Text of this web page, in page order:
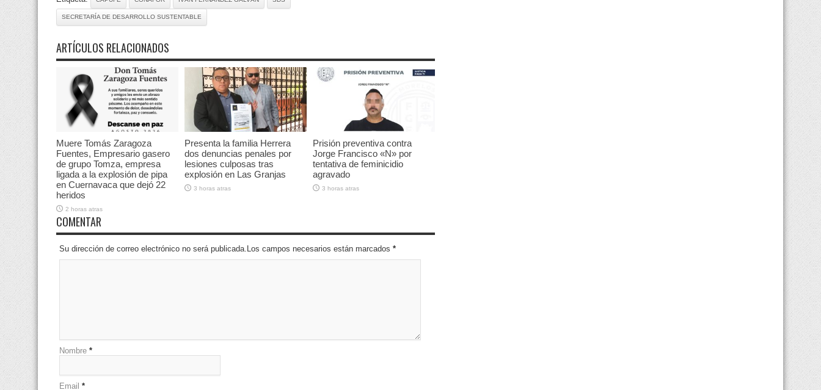
SECRETARÍA DE DESARROLLO SUSTENTABLE
ARTÍCULOS RELACIONADOS
Muere Tomás Zaragoza
Fuentes, Empresario gasero
de grupo Tomza, empresa
ligada a la explosión de pipa
en Cuernavaca que dejó 22
heridos
2 horas atras
Presenta la familia Herrera
dos denuncias penales por
lesiones culposas tras
explosión en Las Granjas
3 horas atras
Prisión preventiva contra
Jorge Francisco «N» por
tentativa de feminicidio
agravado
3 horas atras
COMENTAR
Su dirección de correo electrónico no será publicada.Los campos necesarios están marcados *
Nombre *
Email *